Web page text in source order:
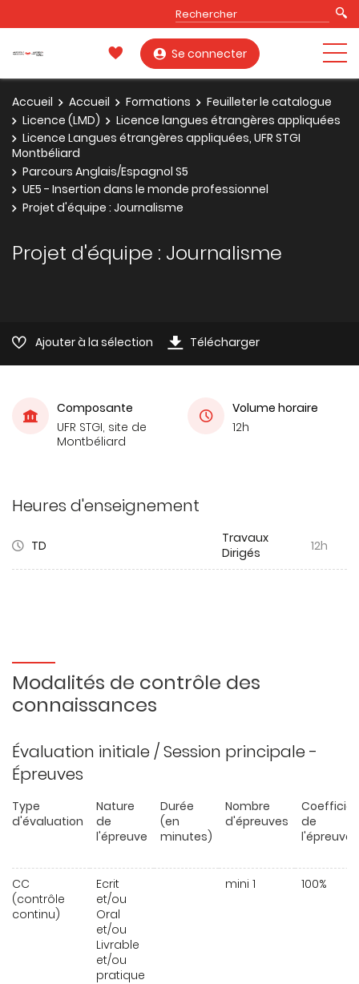
Se connecter
Accueil Accueil Formations
Feuilleter le catalogue
Licence (LMD)
Licence langues étrangères appliquées
Licence Langues étrangères appliquées, UFR STGI
Montbéliard
Parcours Anglais/Espagnol S5
UE5 - Insertion dans le monde professionnel
Projet d'équipe : Journalisme
Projet d'équipe : Journalisme
Ajouter à la sélection Télécharger
Composante
UFR STGI, site de
Montbéliard
Volume horaire
12h
Heures d'enseignement
TD
Travaux
Dirigés
12h
Modalités de contrôle des
connaissances
Évaluation initiale / Session principale -
Épreuves
Type
d'évaluation
Nature
de
l'épreuve
Durée
(en
minutes)
Nombre
d'épreuves
de
l'épreuve
CC
(contrôle
continu)
Ecrit
et/ou
Oral
et/ou
Livrable
et/ou
pratique
mini 1 100%